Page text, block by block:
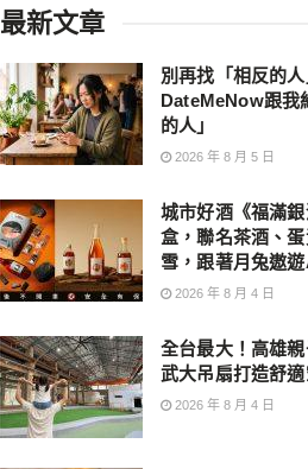
最新文章
別再找「相反的
DateMeNow跟我
的人」
2026 年 8 月 5 日
城市好酒《福滿
盒，聯名茶酒、
雪，跟著月兔遨
2026 年 8 月 4 日
全台最大！高雄
武大吊扇打造舒適
2026 年 8 月 4 日